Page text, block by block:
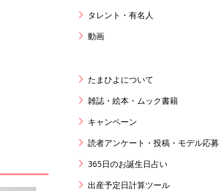
タレント・有名人
動画
たまひよについて
雑誌・絵本・ムック書籍
キャンペーン
読者アンケート・投稿・モデル応募
365日のお誕生日占い
出産予定日計算ツール